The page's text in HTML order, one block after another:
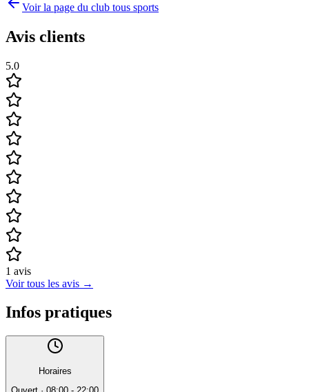
Voir la page du club tous sports
Avis clients
5.0
1 avis
Voir tous les avis →
Infos pratiques
Horaires